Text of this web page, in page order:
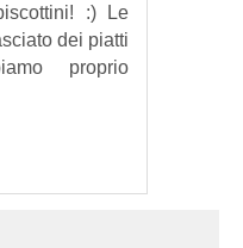
:) Le
dei piatti
proprio